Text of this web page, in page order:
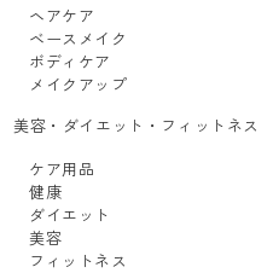
ヘアケア
ベースメイク
ボディケア
メイクアップ
美容・ダイエット・フィットネス
ケア用品
健康
ダイエット
美容
フィットネス